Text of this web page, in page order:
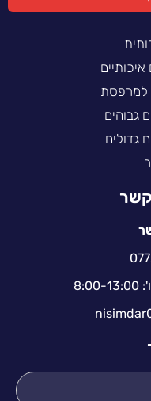
למרפסת
גבוהים
גדולים
קשר